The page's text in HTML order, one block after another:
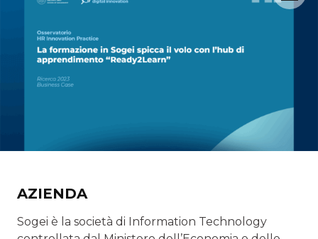
AZIENDA
Sogei è la società di Information Technology